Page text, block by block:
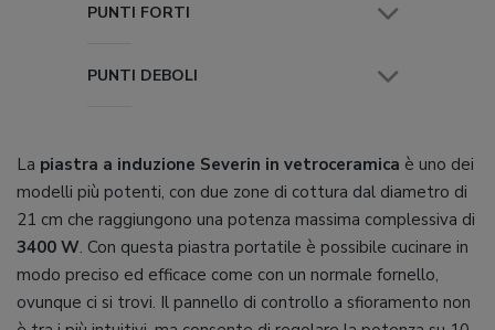
PUNTI FORTI
PUNTI DEBOLI
La piastra a induzione Severin in vetroceramica è uno dei
modelli più potenti, con due zone di cottura dal diametro di
21 cm che raggiungono una potenza massima complessiva di
3400 W. Con questa piastra portatile è possibile cucinare in
modo preciso ed efficace come con un normale fornello,
ovunque ci si trovi. Il pannello di controllo a sfioramento non